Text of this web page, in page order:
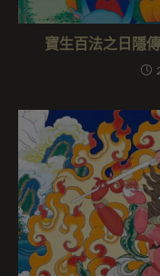
寶生百法之日隱